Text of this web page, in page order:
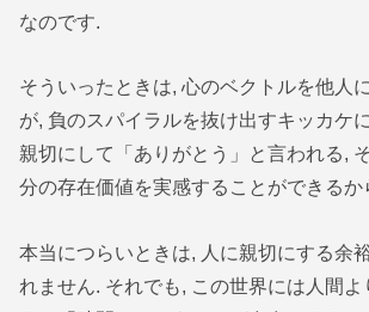
なのです.
そういったときは, 心のベクトルを他人
が, 負のスパイラルを抜け出すキッカケ
親切にして「ありがとう」と言われる,
分の存在価値を実感することができるか
本当につらいときは, 人に親切にする余
れません. それでも, この世界には人間